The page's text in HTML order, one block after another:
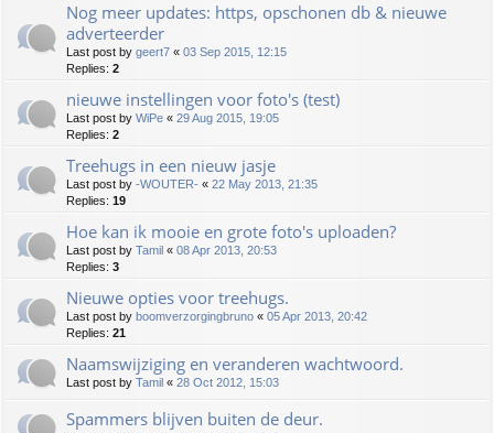
Nog meer updates: https, opschonen db & nieuwe
adverteerder
Last post by geert7 « 03 Sep 2015, 12:15
Replies: 2
nieuwe instellingen voor foto's (test)
Last post by WiPe « 29 Aug 2015, 19:05
Replies: 2
Treehugs in een nieuw jasje
Last post by -WOUTER- « 22 May 2013, 21:35
Replies: 19
Hoe kan ik mooie en grote foto's uploaden?
Last post by Tamil « 08 Apr 2013, 20:53
Replies: 3
Nieuwe opties voor treehugs.
Last post by boomverzorgingbruno « 05 Apr 2013, 20:42
Replies: 21
Naamswijziging en veranderen wachtwoord.
Last post by Tamil « 28 Oct 2012, 15:03
Spammers blijven buiten de deur.